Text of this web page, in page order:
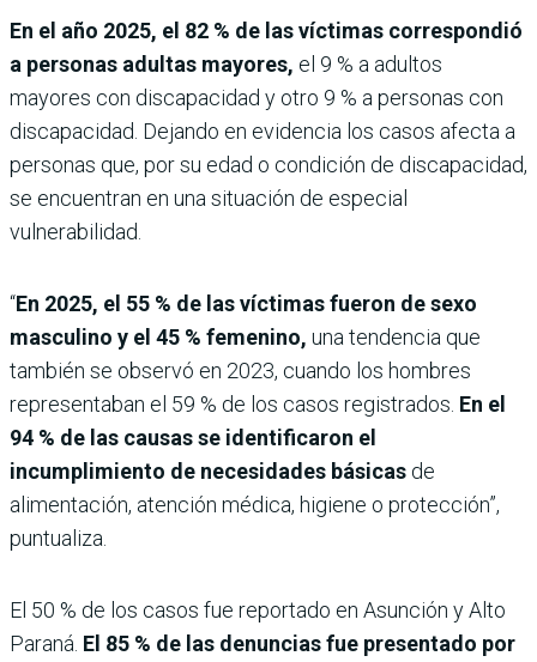
En el año 2025, el 82 % de las víctimas correspondió
a personas adultas mayores, el 9 % a adultos
mayores con discapacidad y otro 9 % a personas con
discapacidad. Dejando en evidencia los casos afecta a
personas que, por su edad o condición de discapacidad,
se encuentran en una situación de especial
vulnerabilidad.
“En 2025, el 55 % de las víctimas fueron de sexo
masculino y el 45 % femenino, una tendencia que
también se observó en 2023, cuando los hombres
representaban el 59 % de los casos registrados. En el
94 % de las causas se identificaron el
incumplimiento de necesidades básicas de
alimentación, atención médica, higiene o protección”,
puntualiza.
El 50 % de los casos fue reportado en Asunción y Alto
Paraná. El 85 % de las denuncias fue presentado por